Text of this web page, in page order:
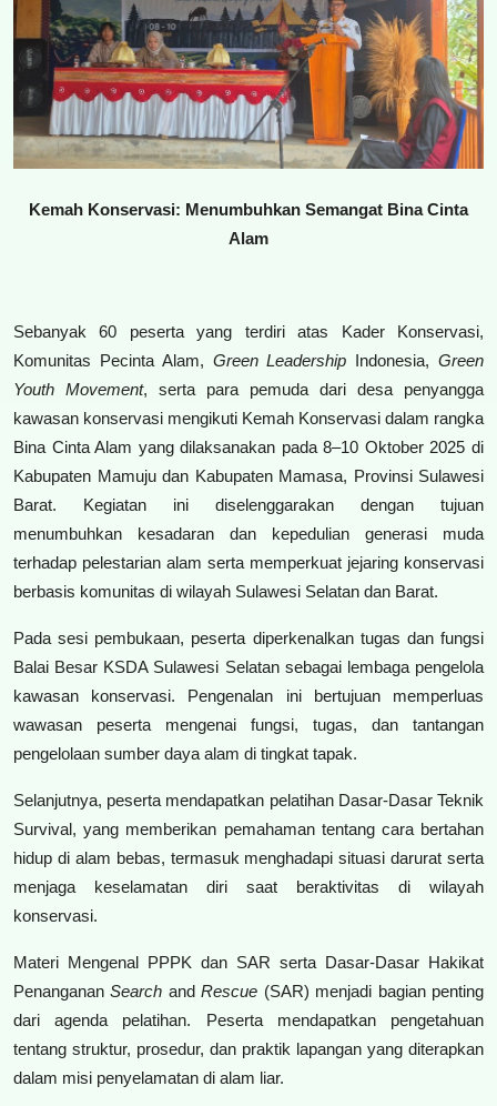
Kontak
Bahasa Indonesia
Kemah Konservasi: Menumbuhkan Semangat Bina Cinta
Alam
Sebanyak 60 peserta yang terdiri atas Kader Konservasi,
Komunitas Pecinta Alam, Green Leadership Indonesia,Green
Youth Movement, serta para pemuda dari desa penyangga
kawasan konservasi mengikuti Kemah Konservasi dalam rangka
Bina Cinta Alam yang dilaksanakan pada 8–10 Oktober 2025 di
Kabupaten Mamuju dan Kabupaten Mamasa, Provinsi Sulawesi
Barat. Kegiatan ini diselenggarakan dengan tujuan
menumbuhkan kesadaran dan kepedulian generasi muda
terhadap pelestarian alam serta memperkuat jejaring konservasi
berbasis komunitas di wilayah Sulawesi Selatan dan Barat.
Pada sesi pembukaan, peserta diperkenalkan tugas dan fungsi
Balai Besar KSDA Sulawesi Selatan sebagai lembaga pengelola
kawasan konservasi. Pengenalan ini bertujuan memperluas
wawasan peserta mengenai fungsi, tugas, dan tantangan
pengelolaan sumber daya alam di tingkat tapak.
Selanjutnya, peserta mendapatkan pelatihan Dasar-Dasar Teknik
Survival, yang memberikan pemahaman tentang cara bertahan
hidup di alam bebas, termasuk menghadapi situasi darurat serta
menjaga keselamatan diri saat beraktivitas di wilayah
konservasi.
Materi Mengenal PPPK dan SAR serta Dasar-Dasar Hakikat
PenangananSearch andRescue (SAR) menjadi bagian penting
dari agenda pelatihan. Peserta mendapatkan pengetahuan
tentang struktur, prosedur, dan praktik lapangan yang diterapkan
dalam misi penyelamatan di alam liar.